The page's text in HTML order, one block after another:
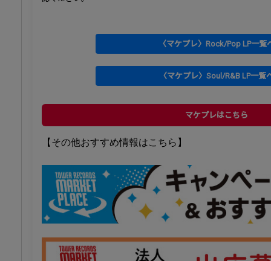
〈マケプレ〉Rock/Pop LP一覧
〈マケプレ〉Soul/R&B LP一覧
マケプレはこちら
【その他おすすめ情報はこちら】